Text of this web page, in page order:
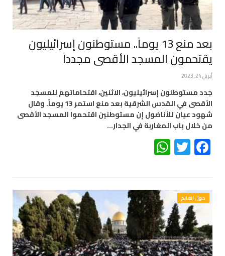
بعد منع 13 يوماً.. مستوطنون إسرائيليون
يقتحمون المسجد الأقصى مجدداً
أبريل 24, 2023
جدد مستوطنون إسرائيليون، الاثنين، اقتحاماتهم للمسجد
الأقصى في القدس الشرقية بعد منع استمر 13 يوماً. وقال
شهود عيان للأناضول إن مستوطنين اقتحموا المسجد الأقصى
من خلال باب المغاربة في الجدار…
Facebook
Twitter
حول العالم